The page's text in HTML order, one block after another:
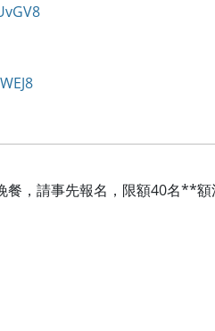
，請事先報名，限額40名**